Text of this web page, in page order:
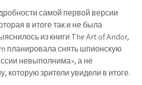
самой первой версии
в итоге так и не была
из книги The Art of Andor,
планировала снять шпионскую
невыполнима», а не
которую зрители увидели в итоге.